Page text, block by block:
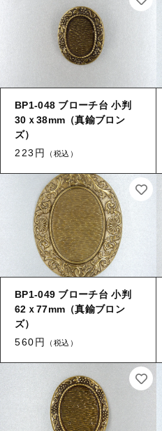
BP1-048 ブローチ台 小判
30ｘ38mm（真鍮ブロン
ズ）
223円
（税込）
BP1-049 ブローチ台 小判
62ｘ77mm（真鍮ブロン
ズ）
560円
（税込）